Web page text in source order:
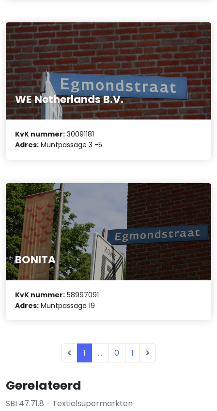
Gerelateerd
SBI 47.71.8 - Textielsupermarkten
WE Netherlands B.V.
KvK nummer: 30091181
Adres: Muntpassage 3 -5
BONITA
KvK nummer: 58997091
Adres: Muntpassage 19
1 ... 0 1